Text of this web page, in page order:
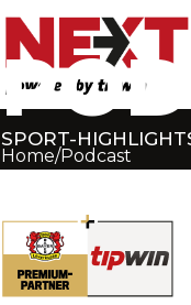
SPORT-
Home/Podcast